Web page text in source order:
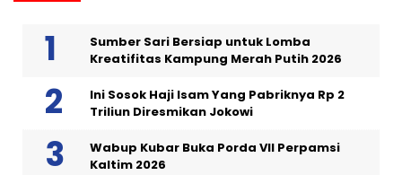
Sumber Sari Bersiap untuk Lomba
Kreatifitas Kampung Merah Putih 2026
Ini Sosok Haji Isam Yang Pabriknya Rp 2
Triliun Diresmikan Jokowi
Wabup Kubar Buka Porda VII Perpamsi
Kaltim 2026